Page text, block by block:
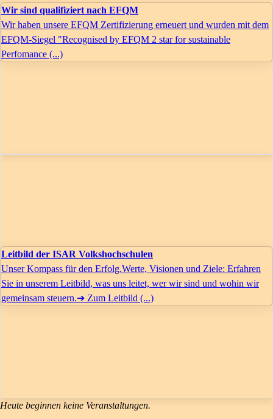
Wir sind qualifiziert nach EFQM
Wir haben unsere EFQM Zertifizierung erneuert und wurden mit dem
EFQM-Siegel "Recognised by EFQM 2 star for sustainable
Perfomance (...)
Leitbild der ISAR Volkshochschulen
Unser Kompass für den Erfolg.Werte, Visionen und Ziele: Erfahren
Sie in unserem Leitbild, was uns leitet, wer wir sind und wohin wir
gemeinsam steuern.➔ Zum Leitbild (...)
Heute beginnen keine Veranstaltungen.